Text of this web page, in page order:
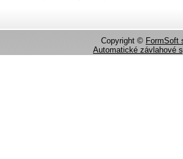
Copyright © FormSoft
Automatické závlahové